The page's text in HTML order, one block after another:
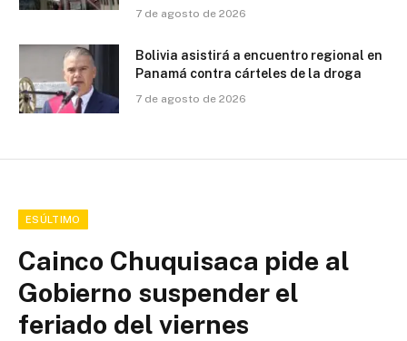
7 de agosto de 2026
Bolivia asistirá a encuentro regional en
Panamá contra cárteles de la droga
7 de agosto de 2026
ESÚLTIMO
Cainco Chuquisaca pide al
Gobierno suspender el
feriado del viernes